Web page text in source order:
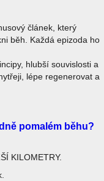
článek, který
běh. Každá epizoda ho
hlubší souvislosti a
lépe regenerovat a
pomalém běhu?
KILOMETRY.